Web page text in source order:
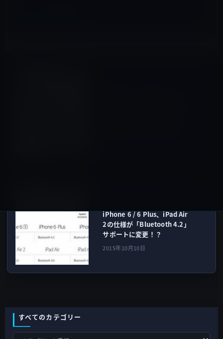
iPhone 6 / 6 Plus、iPad Air
2の仕様が「Bluetooth 4.2」
サポートに変更！？
2015年10月10日
すべてのカテゴリー